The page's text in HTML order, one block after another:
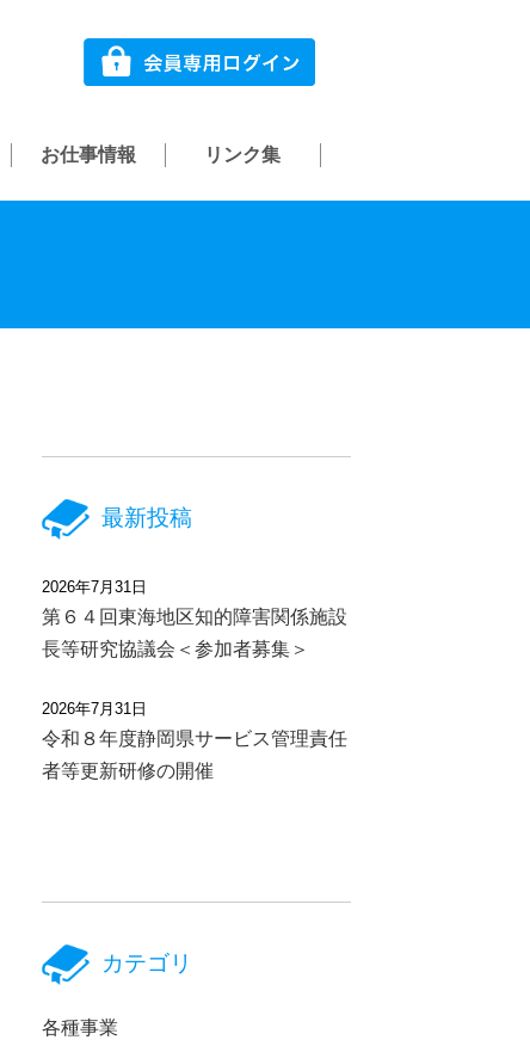
お仕事情報 リンク集
最新投稿
2026年7月31日
第６４回東海地区知的障害関係施設
長等研究協議会＜参加者募集＞
2026年7月31日
令和８年度静岡県サービス管理責任
者等更新研修の開催
カテゴリ
各種事業